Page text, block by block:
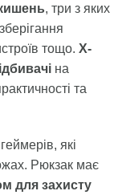
, три з яких
тощо. Х-
на
та
які
Рюкзак має
для захисту